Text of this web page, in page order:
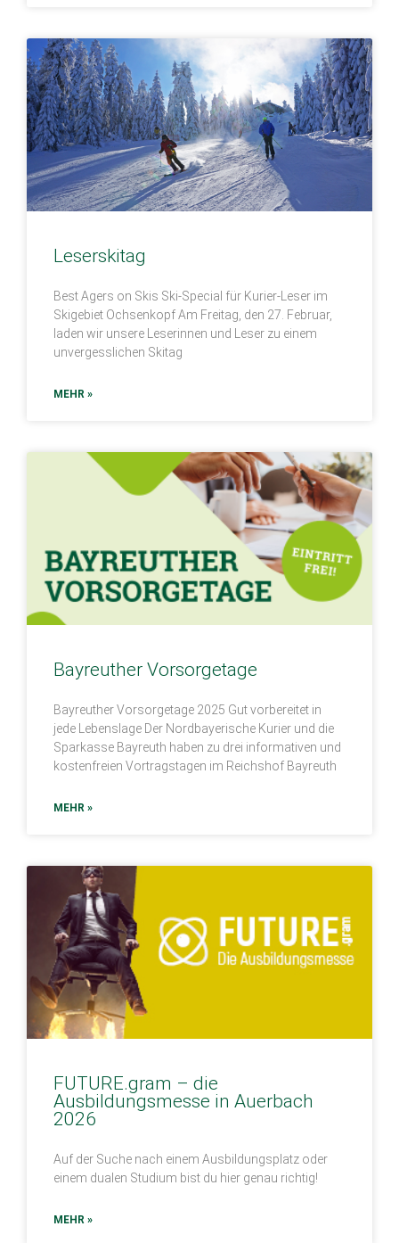
Leserskitag
Best Agers on Skis Ski-Special für Kurier-Leser im
Skigebiet Ochsenkopf Am Freitag, den 27. Februar,
laden wir unsere Leserinnen und Leser zu einem
unvergesslichen Skitag
MEHR »
Bayreuther Vorsorgetage
Bayreuther Vorsorgetage 2025 Gut vorbereitet in
jede Lebenslage Der Nordbayerische Kurier und die
Sparkasse Bayreuth haben zu drei informativen und
kostenfreien Vortragstagen im Reichshof Bayreuth
MEHR »
FUTURE.gram – die
Ausbildungsmesse in Auerbach
2026
Auf der Suche nach einem Ausbildungsplatz oder
einem dualen Studium bist du hier genau richtig!
MEHR »